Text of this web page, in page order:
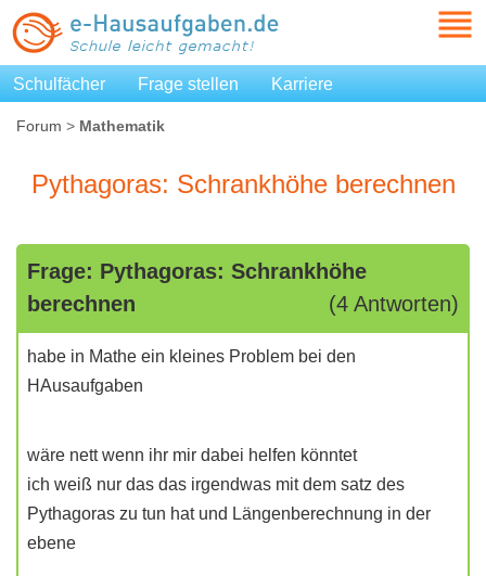
Schulfächer Frage stellen Karriere
Forum > Mathematik
Pythagoras: Schrankhöhe berechnen
Frage: Pythagoras: Schrankhöhe
berechnen
(4 Antworten)
habe in Mathe ein kleines Problem bei den
HAusaufgaben
wäre nett wenn ihr mir dabei helfen könntet
ich weiß nur das das irgendwas mit dem satz des
Pythagoras zu tun hat und Längenberechnung in der
ebene